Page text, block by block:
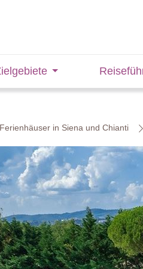
Ferienhäuser in Siena und Chianti